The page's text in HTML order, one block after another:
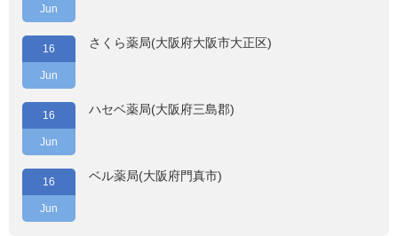
Jun
16
Jun
さくら薬局(大阪府大阪市大正区)
16
Jun
ハセベ薬局(大阪府三島郡)
16
Jun
ベル薬局(大阪府門真市)